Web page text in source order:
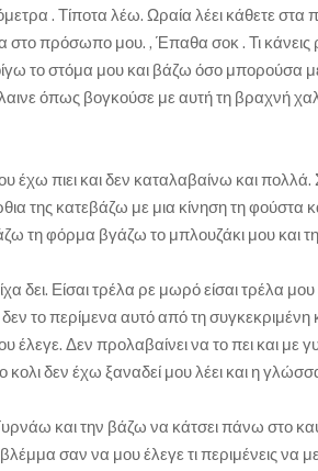
. Τίποτα λέω. Ωραία λέει κάθετε στα
στο πρόσωπο μου. , Έπαθα σοκ . Τι κάνεις
το στόμα μου και βάζω όσο μπορούσα
όπως βογκούσε με αυτή τη βραχνή
πιει και δεν καταλαβαίνω και πολλά.
της κατεβάζω με μια κίνηση τη φούστα
τη φόρμα βγάζω το μπλουζάκι μου και
δει. Είσαι τρέλα ρε μωρό είσαι τρέλα
το περίμενα αυτό από τη
έλεγε. Δεν προλαβαίνει να το πει και με
κολι δεν έχω ξαναδεί μου λέει και η
και την βάζω να κάτσει πάνω στο καυλί
σαν να μου έλεγε τι περιμένεις να